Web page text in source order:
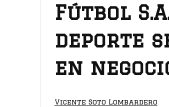
Fútbol
deporte
en
Vicente Soto Lombardero